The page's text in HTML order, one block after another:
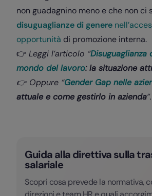
non guadagnino meno e che non ci
disuguaglianze di genere
opportunità di promozione interna.
👉 Leggi l’articolo “Disuguaglianza
mondo del lavoro: la situazione
👉 Oppure “Gender Gap nelle
attuale e come gestirlo in azienda”.
Guida alla direttiva sulla
salariale
Scopri cosa prevede la normativa,